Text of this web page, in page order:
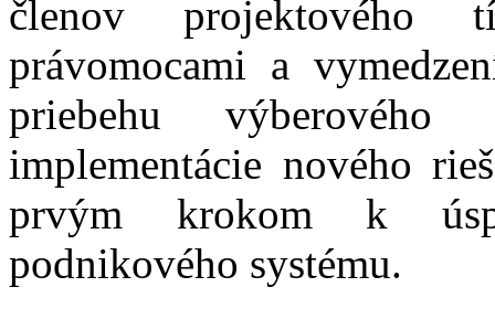
členov projektového
právomocami a
priebehu
implementácie nového
prvým krokom k
podnikového systému.